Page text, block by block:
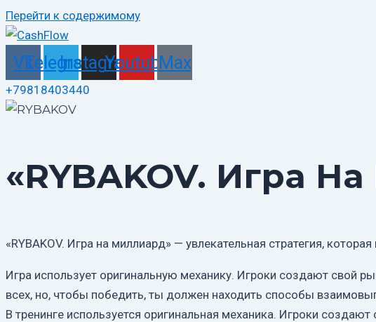
Перейти к содержимому
VkTelegramInstagramYoutubeMax
+79818403440
«RYBAKOV. Игра
«RYBAKOV. Игра на миллиард» — увлекательная стратегия,
Игра использует оригинальную механику. Игроки создают свой
всех, но, чтобы победить, ты должен находить способы
В тренинге используется оригинальная механика. Игроки